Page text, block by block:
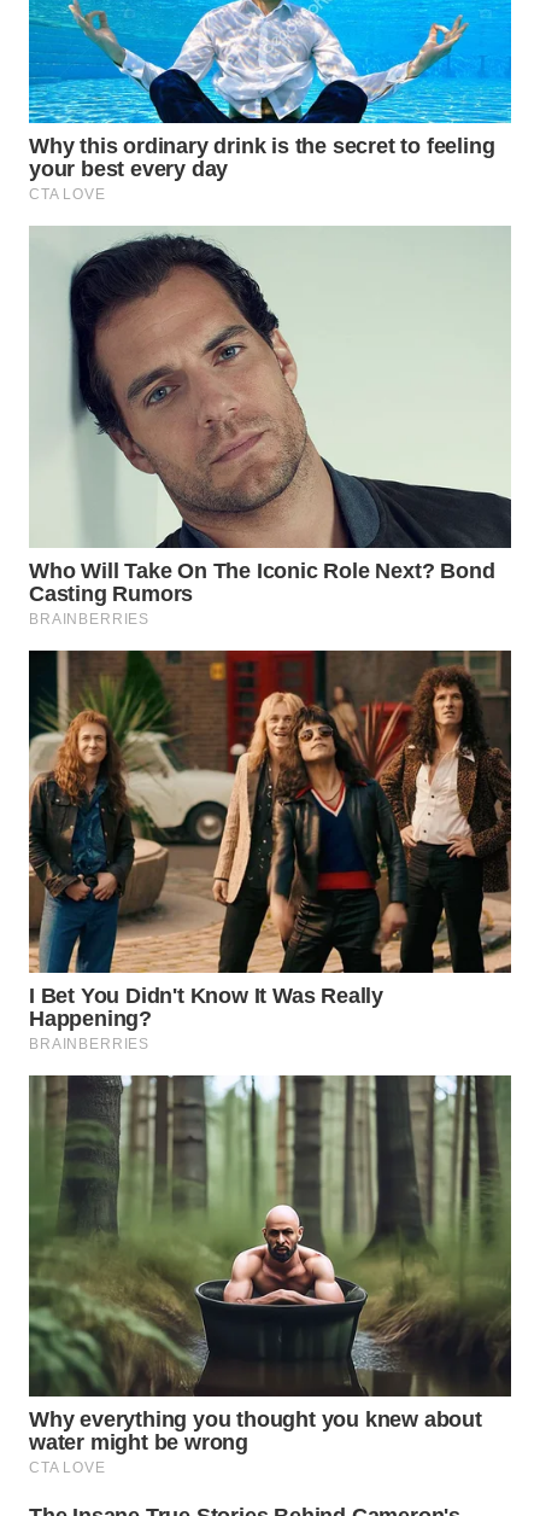
SUMEDANG
WN
CIANJUR
WN
KEPULAUAN
SERIBU
WN
TANGERANG
BINJAI
WN
INDRAMAYU
WN
KUNINGAN
WN
MAJALENGKA
WN
SUBANG
WN
SUKABUMI
WN
PURWAKARTA
PRIANGAN
TIMUR
SEMARANG
WN
SOLO
WN
BOROBUDUR
WN
MADURA